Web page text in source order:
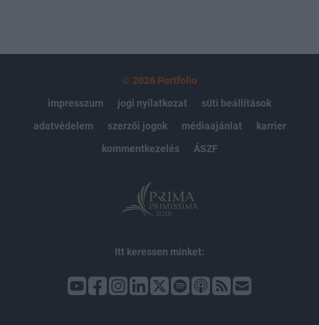
© 2026 Portfolio
impresszum
jogi nyilatkozat
süti beállítások
adatvédelem
szerzői jogok médiaajánlat
karrier
kommentkezelés
ÁSZF
Itt keressen minket: